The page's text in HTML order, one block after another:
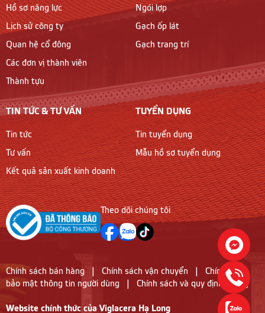
Hồ sơ năng lực
Lịch sử công ty
Quan hệ cổ đông
Các đơn vị thành viên
Thành tựu
Ngói lợp
Gạch ốp lát
Gạch trang trí
TIN TỨC & TƯ VẤN
Tin tức
Tư vấn
Kết quả sản xuất kinh doanh
TUYỂN DỤNG
Tin tuyển dụng
Mẫu hồ sơ tuyển dụng
Theo dõi chúng tôi
Chính sách bán hàng Chính sách vận chuyển
Chính sách
bảo mật thông tin người dùng
Chính sách và quy định chung
Website chính thức của Viglacera Hạ Long